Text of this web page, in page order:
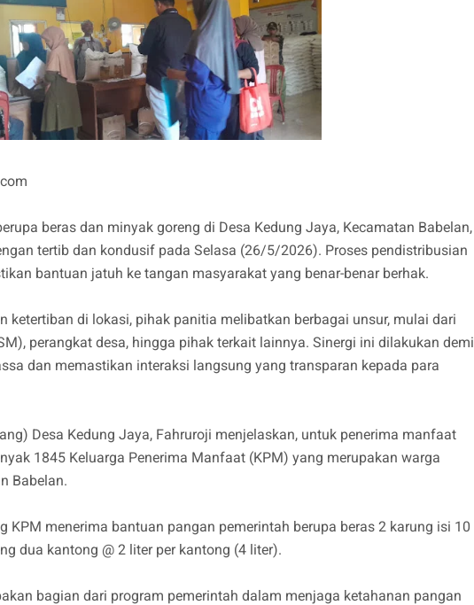
beras dan minyak goreng di Desa Kedung Jaya, Kecamatan Babelan,
tertib dan kondusif pada Selasa (26/5/2026). Proses pendistribusian
bantuan jatuh ke tangan masyarakat yang benar-benar berhak.
ketertiban di lokasi, pihak panitia melibatkan berbagai unsur, mulai dari
perangkat desa, hingga pihak terkait lainnya. Sinergi ini dilakukan demi
dan memastikan interaksi langsung yang transparan kepada para
Desa Kedung Jaya, Fahruroji menjelaskan, untuk penerima manfaat
1845 Keluarga Penerima Manfaat (KPM) yang merupakan warga
Babelan.
KPM menerima bantuan pangan pemerintah berupa beras 2 karung isi 10
dua kantong @ 2 liter per kantong (4 liter).
bagian dari program pemerintah dalam menjaga ketahanan pangan